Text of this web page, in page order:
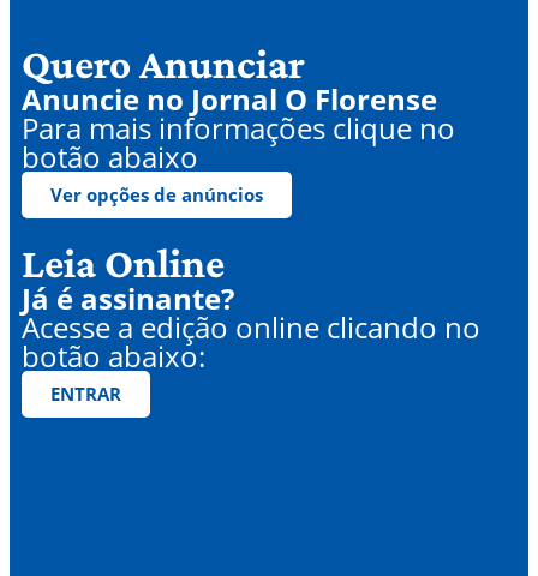
Quero Anunciar
Anuncie no Jornal O Florense
Para mais informações clique no
botão abaixo
Ver opções de anúncios
Leia Online
Já é assinante?
Acesse a edição online clicando no
botão abaixo:
ENTRAR